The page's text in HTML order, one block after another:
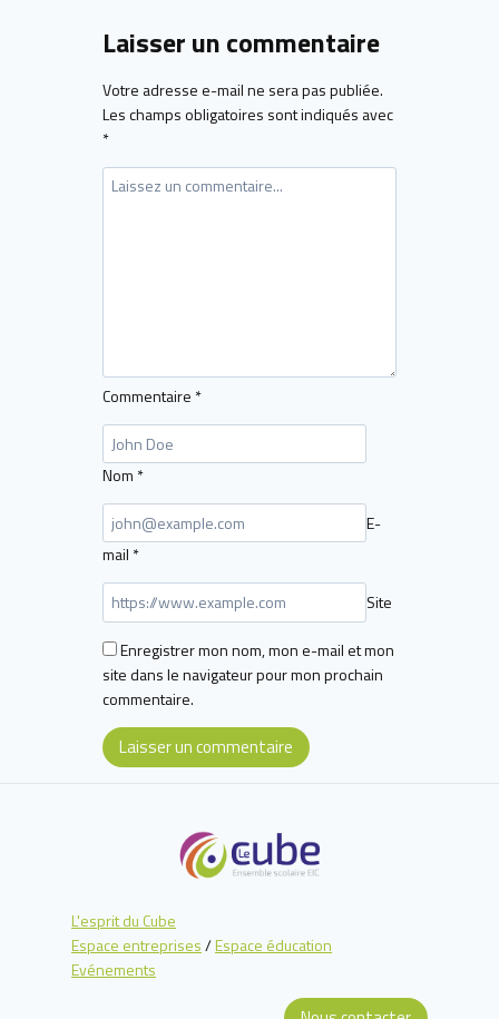
Laisser un commentaire
Votre adresse e-mail ne sera pas publiée.
Les champs obligatoires sont indiqués avec
*
Commentaire *
Nom *
E-
mail *
Site
Enregistrer mon nom, mon e-mail et mon
site dans le navigateur pour mon prochain
commentaire.
L'esprit du Cube
Espace entreprises/Espace éducation
Evénements